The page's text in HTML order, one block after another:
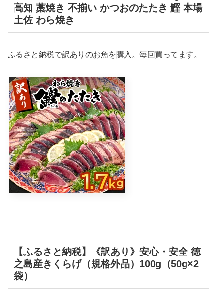
高知 藁焼き 不揃い かつおのたたき 鰹 本場
土佐 わら焼き
ふるさと納税で訳ありのお魚を購入。毎回買ってます。
【ふるさと納税】《訳あり》安心・安全 徳
之島産きくらげ（規格外品）100g（50g×2
袋）